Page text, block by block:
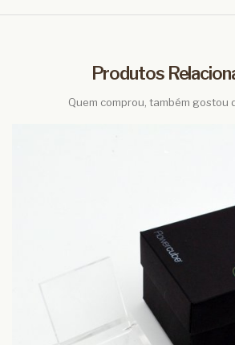
Produtos
Quem comprou, também gostou